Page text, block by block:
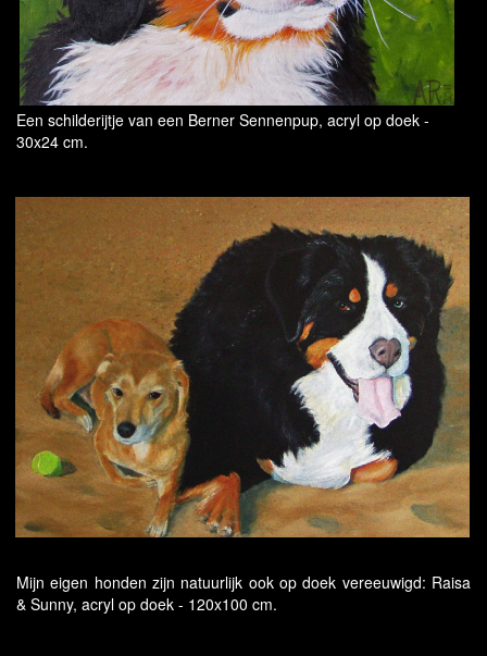
Een schilderijtje van een Berner Sennenpup, acryl op doek -
30x24 cm.
Mijn eigen honden zijn natuurlijk ook op doek vereeuwigd: Raisa
& Sunny, acryl op doek - 120x100 cm.